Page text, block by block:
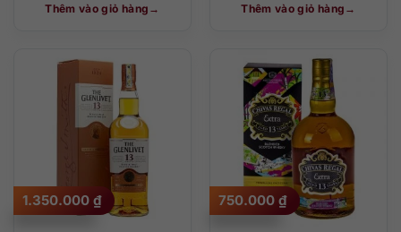
Thêm vào giỏ hàng Thêm vào giỏ hàng
1.350.000 ₫ 750.000 ₫